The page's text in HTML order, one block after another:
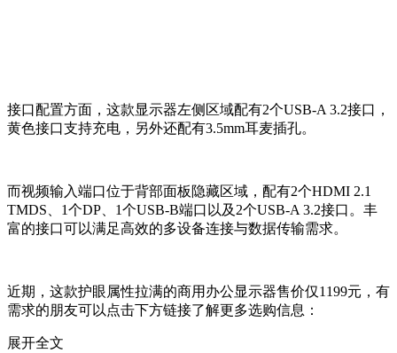
接口配置方面，这款显示器左侧区域配有2个USB-A 3.2接口，
黄色接口支持充电，另外还配有3.5mm耳麦插孔。
而视频输入端口位于背部面板隐藏区域，配有2个HDMI 2.1
TMDS、1个DP、1个USB-B端口以及2个USB-A 3.2接口。丰
富的接口可以满足高效的多设备连接与数据传输需求。
近期，这款护眼属性拉满的商用办公显示器售价仅1199元，有
需求的朋友可以点击下方链接了解更多选购信息：
展开全文